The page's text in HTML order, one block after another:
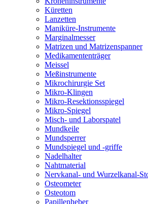
Küretten
Lanzetten
Maniküre-Instrumente
Marginalmesser
Matrizen und Matrizenspanner
Medikamententräger
Meissel
Meßinstrumente
Mikrochirurgie Set
Mikro-Klingen
Mikro-Resektionsspiegel
Mikro-Spiegel
Misch- und Laborspatel
Mundkeile
Mundsperrer
Mundspiegel und -griffe
Nadelhalter
Nahtmaterial
Nervkanal- und Wurzelkanal-
Osteometer
Osteotom
Papillenheber